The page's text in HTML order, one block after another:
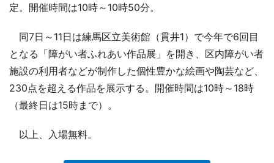
定。開催時間は10時～10時50分。
同7日～11日は練馬区立美術館（貫井1）で今年で6回目
となる「障がい者ふれあい作品展」を開き、区内障がい者
施設の利用者などが制作した個性豊かな絵画や陶芸など、
230点を超える作品を展示する。開催時間は10時～18時
（最終日は15時まで）。
以上、入場無料。